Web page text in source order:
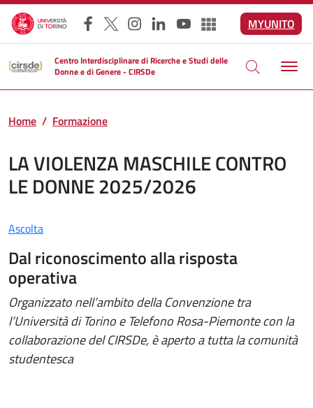
Salta al contenuto principale
Facebook
X Instagram
LinkedInYouTubeAltri social
MYUNITO
Centro Interdisciplinare di Ricerche e Studi delle
Donne e di Genere - CIRSDe
Home Formazione
LA VIOLENZA MASCHILE CONTRO
LE DONNE 2025/2026
Ascolta
Dal riconoscimento alla risposta
operativa
Organizzato nell’ambito della Convenzione tra
l’Università di Torino e Telefono Rosa-Piemonte con la
collaborazione del CIRSDe, è aperto a tutta la comunità
studentesca